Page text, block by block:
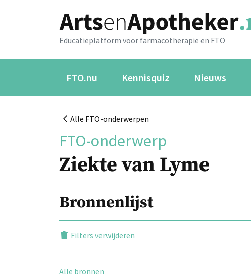
Educatieplatform voor farmacotherapie en FTO
FTO.nu Kennisquiz Nieuws
Alle FTO-onderwerpen
FTO-onderwerp
Ziekte van Lyme
Bronnenlijst
Filters verwijderen
Alle bronnen